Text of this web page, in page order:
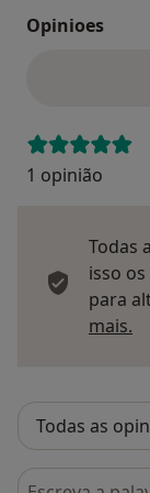
Opinioes
1 opinião
Todas
isso
para
mais.
Pesquisar em